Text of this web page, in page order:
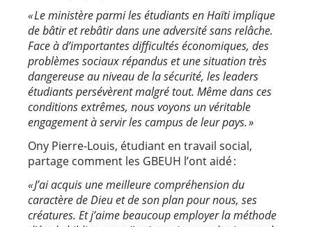
« Le ministère parmi les étudiants en Haïti implique
de bâtir et rebâtir dans une adversité sans relâche.
Face à d’importantes difficultés économiques, des
problèmes sociaux répandus et une situation très
dangereuse au niveau de la sécurité, les leaders
étudiants persévèrent malgré tout. Même dans ces
conditions extrêmes, nous voyons un véritable
engagement à servir les campus de leur pays. »
Ony Pierre-Louis, étudiant en travail social,
partage comment les GBEUH l’ont aidé :
« J’ai acquis une meilleure compréhension du
caractère de Dieu et de son plan pour nous, ses
créatures. Et j’aime beaucoup employer la méthode